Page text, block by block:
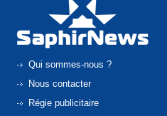
Qui sommes-nous ?
Nous contacter
Régie publicitaire